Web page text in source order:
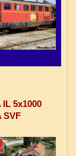
IL 5x1000
SVF